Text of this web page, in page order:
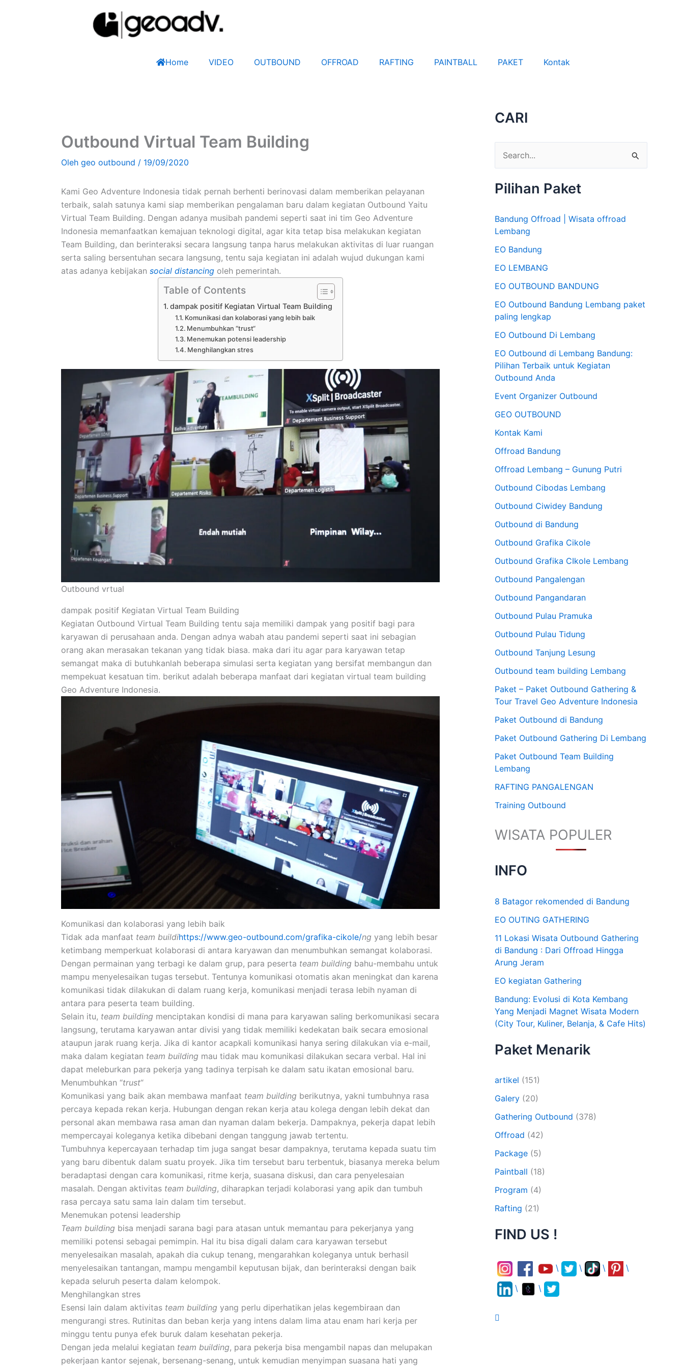
Home VIDEO OUTBOUND OFFROAD RAFTING PAINTBALL PAKET Kontak
Outbound Virtual Team Building
Oleh geo outbound / 19/09/2020
Kami Geo Adventure Indonesia tidak pernah berhenti berinovasi dalam memberikan pelayanan
terbaik, salah satunya kami siap memberikan pengalaman baru dalam kegiatan Outbound Yaitu
Virtual Team Building. Dengan adanya musibah pandemi seperti saat ini tim Geo Adventure
Indonesia memanfaatkan kemajuan teknologi digital, agar kita tetap bisa melakukan kegiatan
Team Building, dan berinteraksi secara langsung tanpa harus melakukan aktivitas di luar ruangan
serta saling bersentuhan secara langsung, tentu saja kegiatan ini adalah wujud dukungan kami
atas adanya kebijakan social distancing oleh pemerintah.
Table of Contents
dampak positif Kegiatan Virtual Team Building
Komunikasi dan kolaborasi yang lebih baik
Menumbuhkan “trust“
Menemukan potensi leadership
Menghilangkan stres
Outbound vrtual
dampak positif Kegiatan Virtual Team Building
Kegiatan Outbound Virtual Team Building tentu saja memiliki dampak yang positif bagi para
karyawan di perusahaan anda. Dengan adnya wabah atau pandemi seperti saat ini sebagian
orang akan merasakan tekanan yang tidak biasa. maka dari itu agar para karyawan tetap
semangat maka di butuhkanlah beberapa simulasi serta kegiatan yang bersifat membangun dan
mempekuat kesatuan tim. berikut adalah beberapa manfaat dari kegiatan virtual team building
Geo Adventure Indonesia.
Komunikasi dan kolaborasi yang lebih baik
Tidak ada manfaat team buildihttps://www.geo-outbound.com/grafika-cikole/ng yang lebih besar
ketimbang memperkuat kolaborasi di antara karyawan dan menumbuhkan semangat kolaborasi.
Dengan permainan yang terbagi ke dalam grup, para peserta team building bahu-membahu untuk
mampu menyelesaikan tugas tersebut. Tentunya komunikasi otomatis akan meningkat dan karena
komunikasi tidak dilakukan di dalam ruang kerja, komunikasi menjadi terasa lebih nyaman di
antara para peserta team building.
Selain itu, team building menciptakan kondisi di mana para karyawan saling berkomunikasi secara
langsung, terutama karyawan antar divisi yang tidak memiliki kedekatan baik secara emosional
ataupun jarak ruang kerja. Jika di kantor acapkali komunikasi hanya sering dilakukan via e-mail,
maka dalam kegiatan team building mau tidak mau komunikasi dilakukan secara verbal. Hal ini
dapat meleburkan para pekerja yang tadinya terpisah ke dalam satu ikatan emosional baru.
Menumbuhkan “trust“
Komunikasi yang baik akan membawa manfaat team building berikutnya, yakni tumbuhnya rasa
percaya kepada rekan kerja. Hubungan dengan rekan kerja atau kolega dengan lebih dekat dan
personal akan membawa rasa aman dan nyaman dalam bekerja. Dampaknya, pekerja dapat lebih
mempercayai koleganya ketika dibebani dengan tanggung jawab tertentu.
Tumbuhnya kepercayaan terhadap tim juga sangat besar dampaknya, terutama kepada suatu tim
yang baru dibentuk dalam suatu proyek. Jika tim tersebut baru terbentuk, biasanya mereka belum
beradaptasi dengan cara komunikasi, ritme kerja, suasana diskusi, dan cara penyelesaian
masalah. Dengan aktivitas team building, diharapkan terjadi kolaborasi yang apik dan tumbuh
rasa percaya satu sama lain dalam tim tersebut.
Menemukan potensi leadership
Team building bisa menjadi sarana bagi para atasan untuk memantau para pekerjanya yang
memiliki potensi sebagai pemimpin. Hal itu bisa digali dalam cara karyawan tersebut
menyelesaikan masalah, apakah dia cukup tenang, mengarahkan koleganya untuk berhasil
menyelesaikan tantangan, mampu mengambil keputusan bijak, dan berinteraksi dengan baik
kepada seluruh peserta dalam kelompok.
Menghilangkan stres
Esensi lain dalam aktivitas team building yang perlu diperhatikan jelas kegembiraan dan
mengurangi stres. Rutinitas dan beban kerja yang intens dalam lima atau enam hari kerja per
minggu tentu punya efek buruk dalam kesehatan pekerja.
Dengan jeda melalui kegiatan team building, para pekerja bisa mengambil napas dan melupakan
pekerjaan kantor sejenak, bersenang-senang, untuk kemudian menyimpan suasana hati yang
CARI
u
t
u
k
:
Pilihan Paket
Bandung Offroad | Wisata offroad
Lembang
EO Bandung
EO LEMBANG
EO OUTBOUND BANDUNG
EO Outbound Bandung Lembang paket
paling lengkap
EO Outbound Di Lembang
EO Outbound di Lembang Bandung:
Pilihan Terbaik untuk Kegiatan
Outbound Anda
Event Organizer Outbound
GEO OUTBOUND
Kontak Kami
Offroad Bandung
Offroad Lembang – Gunung Putri
Outbound Cibodas Lembang
Outbound Ciwidey Bandung
Outbound di Bandung
Outbound Grafika Cikole
Outbound Grafika CIkole Lembang
Outbound Pangalengan
Outbound Pangandaran
Outbound Pulau Pramuka
Outbound Pulau Tidung
Outbound Tanjung Lesung
Outbound team building Lembang
Paket – Paket Outbound Gathering &
Tour Travel Geo Adventure Indonesia
Paket Outbound di Bandung
Paket Outbound Gathering Di Lembang
Paket Outbound Team Building
Lembang
RAFTING PANGALENGAN
Training Outbound
WISATA POPULER
INFO
8 Batagor rekomended di Bandung
EO OUTING GATHERING
11 Lokasi Wisata Outbound Gathering
di Bandung : Dari Offroad Hingga
Arung Jeram
EO kegiatan Gathering
Bandung: Evolusi di Kota Kembang
Yang Menjadi Magnet Wisata Modern
(City Tour, Kuliner, Belanja, & Cafe Hits)
Paket Menarik
artikel (151)
Galery (20)
Gathering Outbound (378)
Offroad (42)
Package (5)
Paintball (18)
Program (4)
Rafting (21)
FIND US !
\ \ \
\
\
\